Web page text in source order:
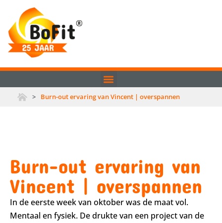
> Burn-out ervaring van Vincent | overspannen
Burn-out ervaring van
Vincent | overspannen
In de eerste week van oktober was de maat vol.
Mentaal en fysiek. De drukte van een project van de